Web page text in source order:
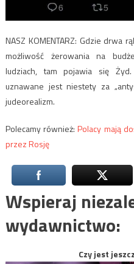
NASZ KOMENTARZ: Gdzie drwa
możliwość żerowania na
ludziach, tam pojawia się
uznawane jest niestety za
judeorealizm.
Polecamy również:Polacy mają
przez Rosję
Wspieraj
wydawnictwo:
Czy jest